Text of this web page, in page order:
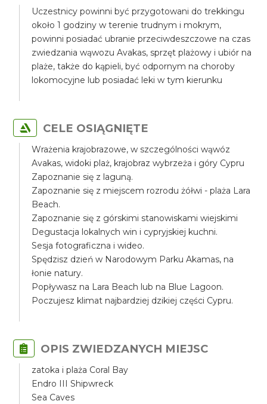
Uczestnicy powinni być przygotowani do trekkingu
około 1 godziny w terenie trudnym i mokrym,
powinni posiadać ubranie przeciwdeszczowe na czas
zwiedzania wąwozu Avakas, sprzęt plażowy i ubiór na
plaże, także do kąpieli, być odpornym na choroby
lokomocyjne lub posiadać leki w tym kierunku
CELE OSIĄGNIĘTE
Wrażenia krajobrazowe, w szczególności wąwóz
Avakas, widoki plaż, krajobraz wybrzeża i góry Cypru
Zapoznanie się z laguną.
Zapoznanie się z miejscem rozrodu żółwi - plaża Lara
Beach.
Zapoznanie się z górskimi stanowiskami wiejskimi
Degustacja lokalnych win i cypryjskiej kuchni.
Sesja fotograficzna i wideo.
Spędzisz dzień w Narodowym Parku Akamas, na
łonie natury.
Popływasz na Lara Beach lub na Blue Lagoon.
Poczujesz klimat najbardziej dzikiej części Cypru.
OPIS ZWIEDZANYCH MIEJSC
zatoka i plaża Coral Bay
Endro III Shipwreck
Sea Caves